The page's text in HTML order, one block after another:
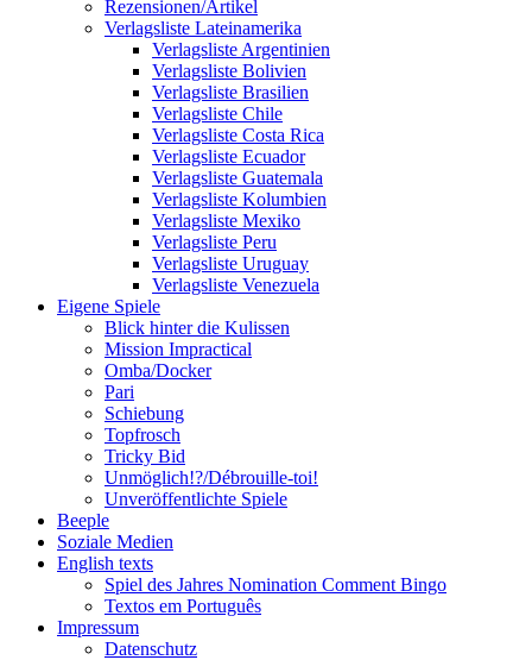
Rezensionen/Artikel
Verlagsliste Lateinamerika
Verlagsliste Argentinien
Verlagsliste Bolivien
Verlagsliste Brasilien
Verlagsliste Chile
Verlagsliste Costa Rica
Verlagsliste Ecuador
Verlagsliste Guatemala
Verlagsliste Kolumbien
Verlagsliste Mexiko
Verlagsliste Peru
Verlagsliste Uruguay
Verlagsliste Venezuela
Eigene Spiele
Blick hinter die Kulissen
Mission Impractical
Omba/Docker
Pari
Schiebung
Topfrosch
Tricky Bid
Unmöglich!?/Débrouille-toi!
Unveröffentlichte Spiele
Beeple
Soziale Medien
English texts
Spiel des Jahres Nomination Comment Bingo
Textos em Português
Impressum
Datenschutz